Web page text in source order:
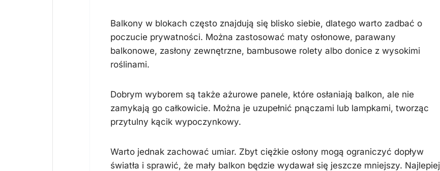
Balkony w blokach często znajdują się blisko siebie, dlatego warto zadbać o
poczucie prywatności. Można zastosować maty osłonowe, parawany
balkonowe, zasłony zewnętrzne, bambusowe rolety albo donice z wysokimi
roślinami.
Dobrym wyborem są także ażurowe panele, które osłaniają balkon, ale nie
zamykają go całkowicie. Można je uzupełnić pnączami lub lampkami, tworząc
przytulny kącik wypoczynkowy.
Warto jednak zachować umiar. Zbyt ciężkie osłony mogą ograniczyć dopływ
światła i sprawić, że mały balkon będzie wydawał się jeszcze mniejszy. Najlepiej